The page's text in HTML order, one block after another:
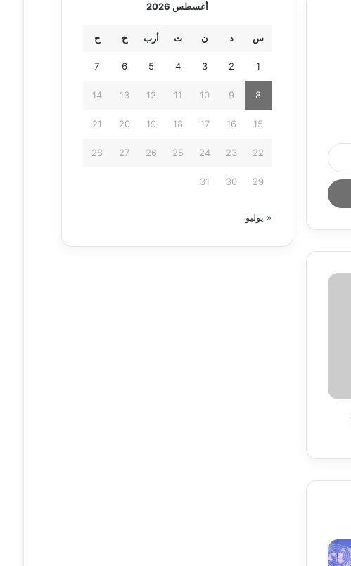
أغسطس 2026
س د ن ث أرب خ ج
1
2
3
4
5
6
7
8
9
10
11
12
13
14
15
16
17
18
19
20
21
22
23
24
25
26
27
28
29
30
31
« يوليو